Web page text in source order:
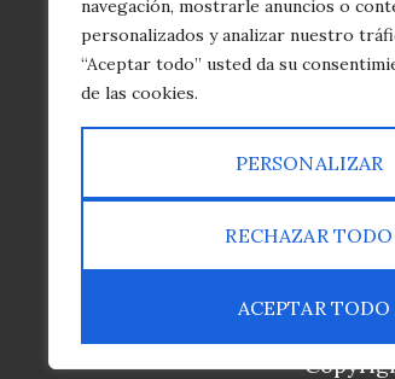
navegación, mostrarle anuncios o
personalizados y analizar nuestro
“Aceptar todo” usted da su
de las cookies.
PERSONALIZAR
RECHAZAR TODO
ACEPTAR TODO